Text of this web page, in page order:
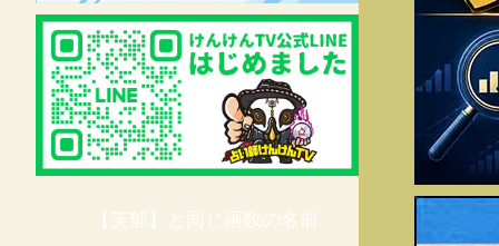
【芙郁】と同じ画数の名前